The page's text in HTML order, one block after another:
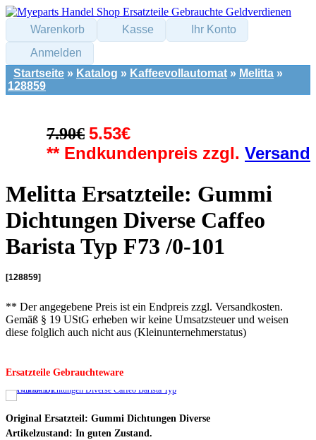
Warenkorb Kasse
Ihr Konto
Anmelden
Startseite » Katalog » Kaffeevollautomat » Melitta »
128859
7.90€ 5.53€
** Endkundenpreis zzgl. Versand
Melitta Ersatzteile: Gummi
Dichtungen Diverse Caffeo
Barista Typ F73 /0-101
[128859]
** Der angegebene Preis ist ein Endpreis zzgl. Versandkosten.
Gemäß § 19 UStG erheben wir keine Umsatzsteuer und weisen
diese folglich auch nicht aus (Kleinunternehmerstatus)
Ersatzteile Gebrauchteware
Original Ersatzteil: Gummi Dichtungen Diverse
Artikelzustand: In guten Zustand.